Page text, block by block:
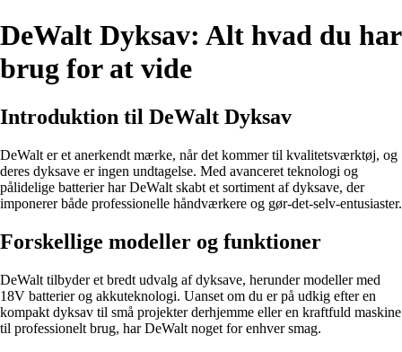
DeWalt Dyksav: Alt hvad du har
brug for at vide
Introduktion til DeWalt Dyksav
DeWalt er et anerkendt mærke, når det kommer til kvalitetsværktøj, og
deres dyksave er ingen undtagelse. Med avanceret teknologi og
pålidelige batterier har DeWalt skabt et sortiment af dyksave, der
imponerer både professionelle håndværkere og gør-det-selv-entusiaster.
Forskellige modeller og funktioner
DeWalt tilbyder et bredt udvalg af dyksave, herunder modeller med
18V batterier og akkuteknologi. Uanset om du er på udkig efter en
kompakt dyksav til små projekter derhjemme eller en kraftfuld maskine
til professionelt brug, har DeWalt noget for enhver smag.